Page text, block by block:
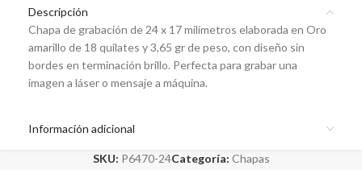
Descripción
Chapa de grabación de 24 x 17 milímetros elaborada en Oro
amarillo de 18 quilates y 3,65 gr de peso, con diseño sin
bordes en terminación brillo. Perfecta para grabar una
imagen a láser o mensaje a máquina.
Información adicional
SKU: P6470-24Categoría: Chapas